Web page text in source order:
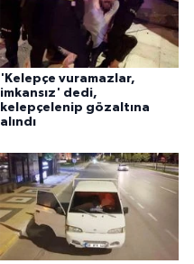
'Kelepçe vuramazlar,
imkansız' dedi,
kelepçelenip gözaltına
alındı